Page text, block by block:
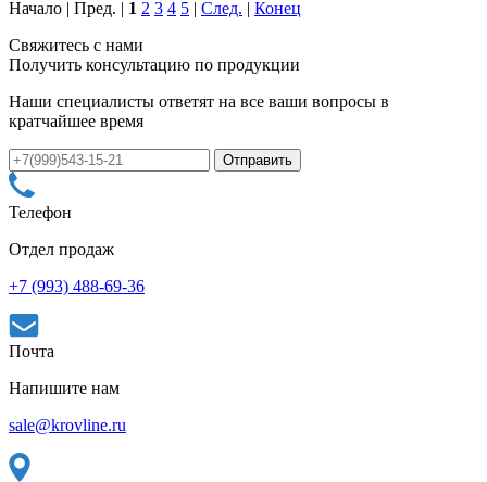
Начало | Пред. | 1 2 3 4 5 | След. | Конец
Свяжитесь с нами
Получить консультацию по продукции
Наши специалисты ответят на все ваши вопросы в
кратчайшее время
Телефон
Отдел продаж
+7 (993) 488-69-36
Почта
Напишите нам
sale@krovline.ru